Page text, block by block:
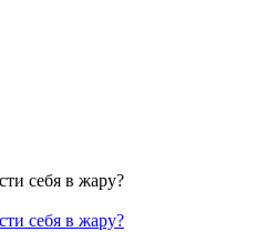
себя в жару?
себя в жару?